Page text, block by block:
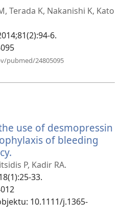
Terada K, Nakanishi K, Kato
6.
pubmed/24805095
use of desmopressin
of bleeding
nové
okno)
P, Kadir RA.
33.
‎: 10.1111/j.1365-